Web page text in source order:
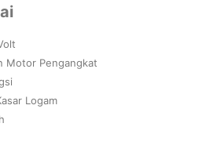
Motor Pengangkat
Logam